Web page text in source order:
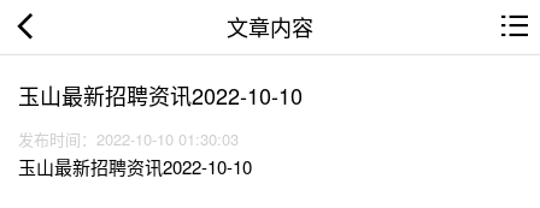
文章内容
玉山最新招聘资讯2022-10-10
发布时间：2022-10-10 01:30:03
玉山最新招聘资讯2022-10-10